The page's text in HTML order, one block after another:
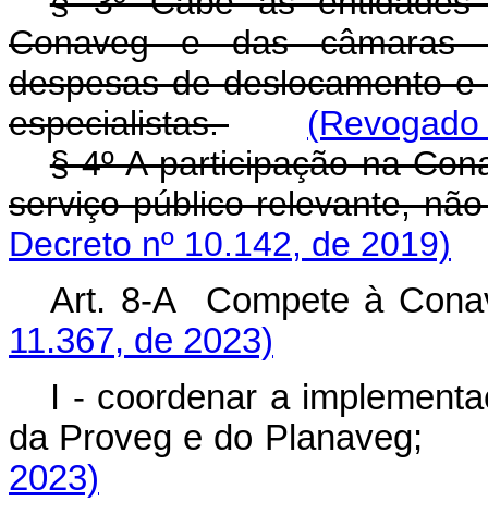
Conaveg e das câmaras
despesas de deslocamento
especialistas.
§ 4º A participação na
serviço público relevante,
Decreto nº 10.142, de 2019)
Art. 8-A Compete à
11.367, de 2023)
I - coordenar a
da Proveg e do Planaveg;
2023)